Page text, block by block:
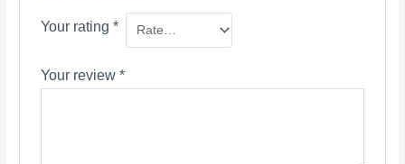
Your rating *
Your review *